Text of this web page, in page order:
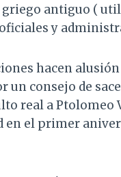
antiguo (
y
hacen alusión
un consejo de
real a Ptolomeo
en el primer